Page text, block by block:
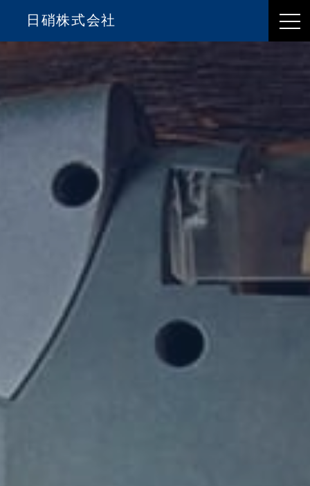
日硝株式会社